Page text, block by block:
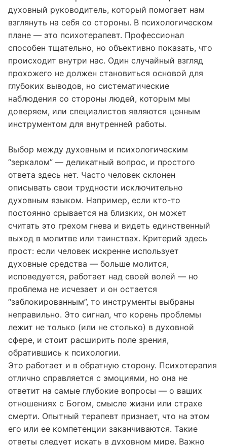
профессиональный взгляд со стороны. В духовной
жизни таким “зеркалом” является священник или
духовный руководитель, который помогает нам
взглянуть на себя со стороны. В психологическом
плане — это психотерапевт. Профессионал
способен тщательно, но объективно показать, что
происходит внутри нас. Один случайный взгляд
прохожего не должен становиться основой для
глубоких выводов, но систематические
наблюдения со стороны людей, которым мы
инструментом для внутренней работы.
Выбор между духовным и психологическим
“зеркалом” — деликатный вопрос, и простого
ответа здесь нет. Часто человек склонен
описывать свои трудности исключительно
духовным языком. Например, если кто-то
постоянно срывается на близких, он может
считать это грехом гнева и видеть единственный
выход в молитве или таинствах. Критерий здесь
прост: если человек искренне использует
духовные средства — больше молится,
исповедуется, работает над своей волей — но
проблема не исчезает и он остается
“заблокированным”, то инструменты выбраны
неправильно. Это сигнал, что корень проблемы
лежит не только (или не столько) в духовной
сфере, и стоит расширить поле зрения,
обратившись к психологии.
Это работает и в обратную сторону. Психотерапия
отлично справляется с эмоциями, но она не
ответит на самые глубокие вопросы — о ваших
отношениях с Богом, смысле жизни или страхе
смерти. Опытный терапевт признает, что на этом